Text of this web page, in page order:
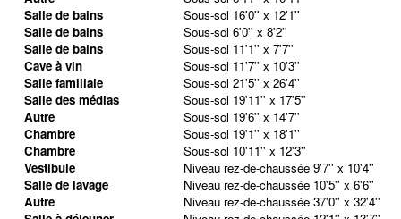
Salle de bains
Sous-sol 16'0'' x 12'1''
Salle de bains
Sous-sol 6'0'' x 8'2''
Salle de bains
Sous-sol 11'1'' x 7'7''
Cave à vin
Sous-sol 11'7'' x 10'3''
Salle familiale
Sous-sol 21'5'' x 26'4''
Salle des médias
Sous-sol 19'11'' x 17'5''
Autre
Sous-sol 19'6'' x 14'7''
Chambre
Sous-sol 19'1'' x 18'1''
Chambre
Sous-sol 10'11'' x 12'3''
Vestibule
Niveau rez-de-chaussée 9'7'' x 10'4''
Salle de lavage
Niveau rez-de-chaussée 10'5'' x 6'6''
Autre
Niveau rez-de-chaussée 37'0'' x 32'4''